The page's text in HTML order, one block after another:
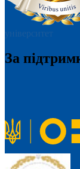
засвідчення
довідок
університет
За